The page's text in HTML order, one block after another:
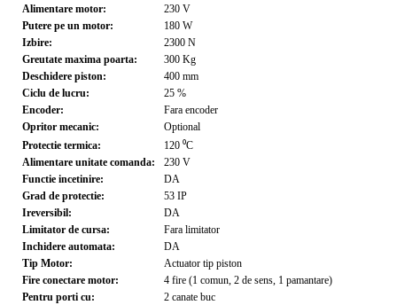
Alimentare motor:
230 V
Putere pe un motor:
180 W
Izbire:
2300 N
Greutate maxima poarta:
300 Kg
Deschidere piston:
400 mm
Ciclu de lucru:
25 %
Encoder:
Fara encoder
Opritor mecanic:
Optional
Protectie termica:
120 ⁰C
Alimentare unitate comanda:
230 V
Functie incetinire:
DA
Grad de protectie:
53 IP
Ireversibil:
DA
Limitator de cursa:
Fara limitator
Inchidere automata:
DA
Tip Motor:
Actuator tip piston
Fire conectare motor:
4 fire (1 comun, 2 de sens, 1 pamantare)
Pentru porti cu:
2 canate buc